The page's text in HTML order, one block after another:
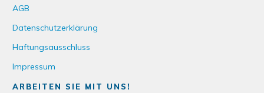
AGB
Datenschutzerklärung
Haftungsausschluss
Impressum
ARBEITEN SIE MIT UNS!